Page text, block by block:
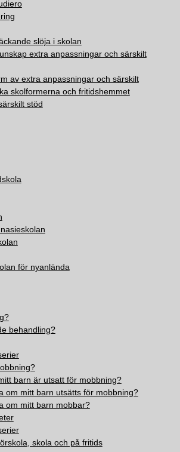
slöja i skolan
extra anpassningar och särskilt
av extra anpassningar och särskilt
skolformerna och fritidshemmet
stöd
för nyanlända
behandling?
barn är utsatt för mobbning?
om mitt barn utsätts för mobbning?
om mitt barn mobbar?
skola och på fritids